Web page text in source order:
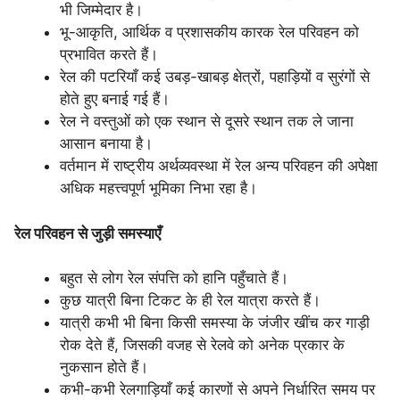
भी जिम्मेदार है।
भू-आकृति, आर्थिक व प्रशासकीय कारक रेल परिवहन को
प्रभावित करते हैं।
रेल की पटरियाँ कई उबड़-खाबड़ क्षेत्रों, पहाड़ियों व सुरंगों से
होते हुए बनाई गई हैं।
रेल ने वस्तुओं को एक स्थान से दूसरे स्थान तक ले जाना
आसान बनाया है।
वर्तमान में राष्ट्रीय अर्थव्यवस्था में रेल अन्य परिवहन की अपेक्षा
अधिक महत्त्वपूर्ण भूमिका निभा रहा है।
रेल परिवहन से जुड़ी समस्याएँ
बहुत से लोग रेल संपत्ति को हानि पहुँचाते हैं।
कुछ यात्री बिना टिकट के ही रेल यात्रा करते हैं।
यात्री कभी भी बिना किसी समस्या के जंजीर खींच कर गाड़ी
रोक देते हैं, जिसकी वजह से रेलवे को अनेक प्रकार के
नुकसान होते हैं।
कभी-कभी रेलगाड़ियाँ कई कारणों से अपने निर्धारित समय पर